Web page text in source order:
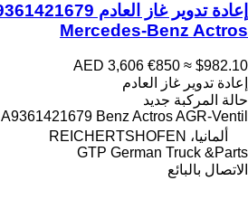
Mercedes-Benz Actros
AED 3,606 €850 ≈ $982.10
إعادة تدوير غاز العادم
حالة المركبة جديد
A9361421679 Benz Actros AGR-Ventil
ألمانيا، REICHERTSHOFEN
GTP German Truck &Parts
الاتصال بالبائع